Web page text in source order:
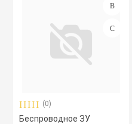
(0)
Беспроводное ЗУ